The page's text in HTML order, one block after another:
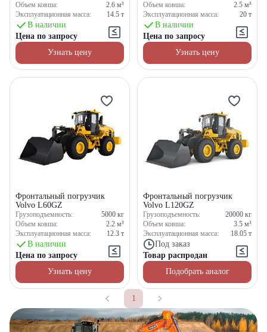
Объем ковша:
2.6 м³
Эксплуатационная масса:
14.5 т
В наличии
Цена по запросу
Узнать цену
Объем ковша:
2.5 м³
Эксплуатационная масса:
20 т
В наличии
Цена по запросу
Узнать цену
Фронтальный погрузчик
Volvo L60GZ
Грузоподъемность: 5000 кг
Объем ковша:
2.2 м³
Эксплуатационная масса:
12.3 т
В наличии
Цена по запросу
Узнать цену
Фронтальный погрузчик
Volvo L120GZ
Грузоподъемность: 20000 кг
Объем ковша:
3.5 м³
Эксплуатационная масса:
18.05 т
Под заказ
Товар распродан
Подобрать аналог
1
Получите выгодное
предложение на спецтехнику
из наличия!
покупки
Получить предложение